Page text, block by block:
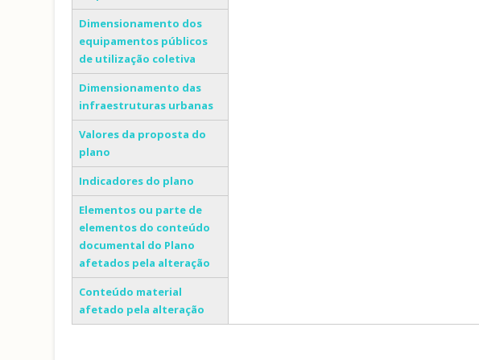
Dimensionamento dos
equipamentos públicos
de utilização coletiva
Dimensionamento das
infraestruturas urbanas
Valores da proposta do
plano
Indicadores do plano
Elementos ou parte de
elementos do conteúdo
documental do Plano
afetados pela alteração
Conteúdo material
afetado pela alteração